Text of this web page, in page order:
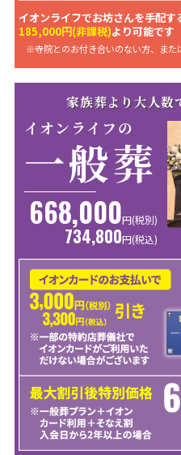
イオンライフでお坊さんを手配
185,000円(非課税)より可能です
※寺院とのお付き合いのない方、また
家族葬より大人数
イオンライフの
一般葬
668,000円(税別)
734,800円(税込)